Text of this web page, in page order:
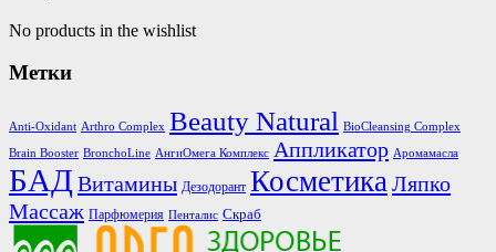
No products in the wishlist
Метки
Anti-Oxidant Arthro Complex Beauty Natural BioCleansing Complex
Brain Booster BronchoLine АнгиОмега Комплекс Аппликатор Аромамасла
БАД Витамины Дезодорант КосметикаЛяпко
Массаж Парфюмерия Пенталис Скраб